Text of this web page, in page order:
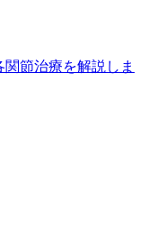
節治療を解説しま